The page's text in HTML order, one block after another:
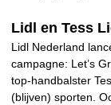
Lidl en Tess
Lidl Nederland
campagne: Let’s
top-handbalster
(blijven) sporten.